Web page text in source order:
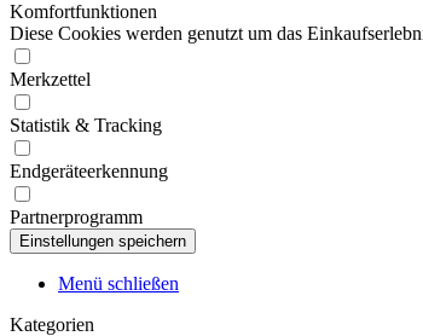
Komfortfunktionen
Diese Cookies werden genutzt um das
Merkzettel
Statistik & Tracking
Endgeräteerkennung
Partnerprogramm
Menü schließen
Kategorien